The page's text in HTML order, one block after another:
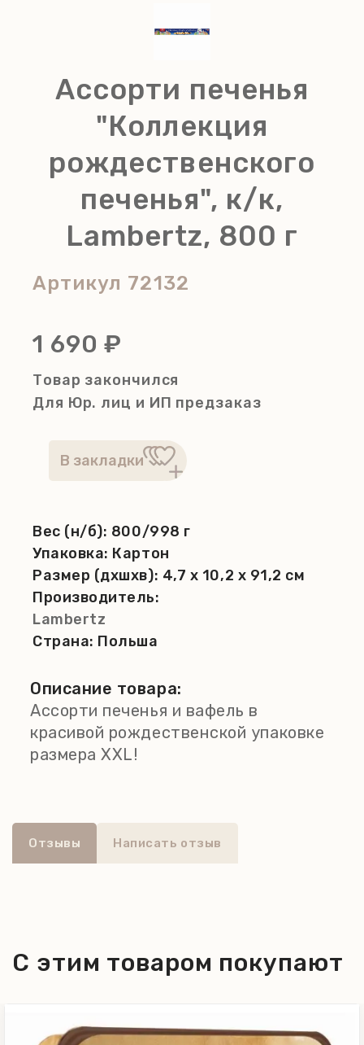
Ассорти печенья
"Коллекция
рождественского
печенья", к/к,
Lambertz, 800 г
Артикул 72132
1 690 ₽
Товар закончился
Для Юр. лиц и ИП предзаказ
Вес (н/б): 800/998 г
Упаковка: Картон
Размер (дхшхв): 4,7 x 10,2 x 91,2 см
Производитель:
Lambertz
Страна: Польша
Описание товара:
Ассорти печенья и вафель в
красивой рождественской упаковке
размера XXL!
Отзывы Написать отзыв
С этим товаром покупают